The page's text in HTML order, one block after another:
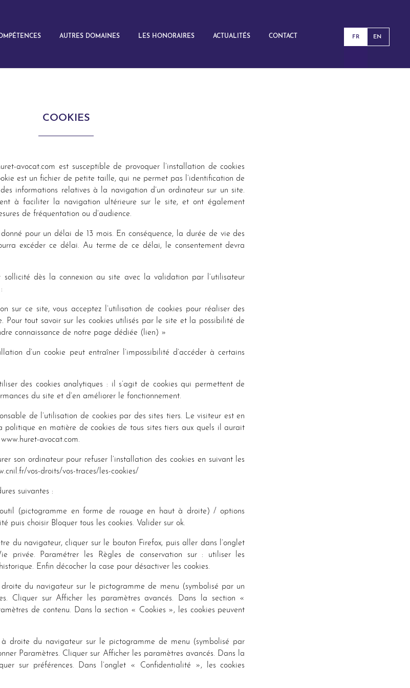
AUTRES DOMAINES LES HONORAIRES ACTUALITÉS CONTACT EN
FR
COOKIES
avocat.com est susceptible de provoquer l’installation de cookies
est un fichier de petite taille, qui ne permet pas l’identification de
informations relatives à la navigation d’un ordinateur sur un site.
à faciliter la navigation ultérieure sur le site, et ont également
de fréquentation ou d’audience.
pour un délai de 13 mois. En conséquence, la durée de vie des
excéder ce délai. Au terme de ce délai, le consentement devra
sollicité dès la connexion au site avec la validation par l’utilisateur
sur ce site, vous acceptez l’utilisation de cookies pour réaliser des
Pour tout savoir sur les cookies utilisés par le site et la possibilité de
connaissance de notre page dédiée (lien) »
d’un cookie peut entraîner l’impossibilité d’accéder à certains
des cookies analytiques : il s’agit de cookies qui permettent de
du site et d’en améliorer le fonctionnement.
de l’utilisation de cookies par des sites tiers. Le visiteur est en
politique en matière de cookies de tous sites tiers aux quels il aurait
avocat.com.
son ordinateur pour refuser l’installation des cookies en suivant les
vos-droits/vos-traces/les-cookies/
suivantes :
(pictogramme en forme de rouage en haut à droite) / options
puis choisir Bloquer tous les cookies. Valider sur ok.
du navigateur, cliquer sur le bouton Firefox, puis aller dans l’onglet
privée. Paramétrer les Règles de conservation sur : utiliser les
Enfin décocher la case pour désactiver les cookies.
du navigateur sur le pictogramme de menu (symbolisé par un
Cliquer sur Afficher les paramètres avancés. Dans la section «
de contenu. Dans la section « Cookies », les cookies peuvent
droite du navigateur sur le pictogramme de menu (symbolisé par
Paramètres. Cliquer sur Afficher les paramètres avancés. Dans la
sur préférences. Dans l’onglet « Confidentialité », les cookies